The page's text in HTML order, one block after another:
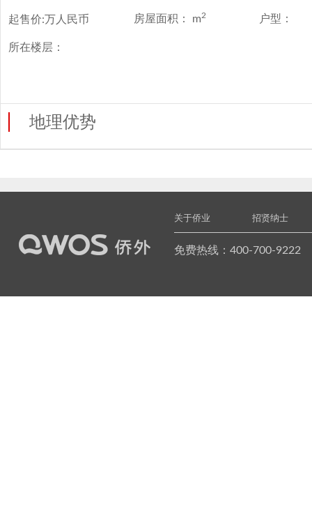
起售价: 万人民币 房屋面积： m2 户型：
所在楼层：
地理优势
关于侨业 招贤纳士
免费热线：400-700-9222